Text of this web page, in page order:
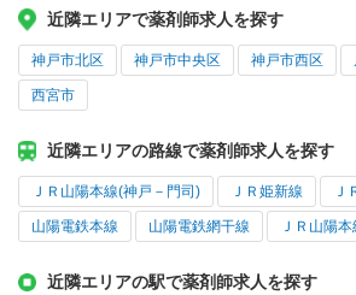
近隣エリアで薬剤師求人を探す
神戸市北区 神戸市中央区 神戸市西区
西宮市
近隣エリアの路線で薬剤師求人を探す
ＪＲ山陽本線(神戸－門司) ＪＲ姫新線 Ｊ
山陽電鉄本線 山陽電鉄網干線 ＪＲ山陽
近隣エリアの駅で薬剤師求人を探す